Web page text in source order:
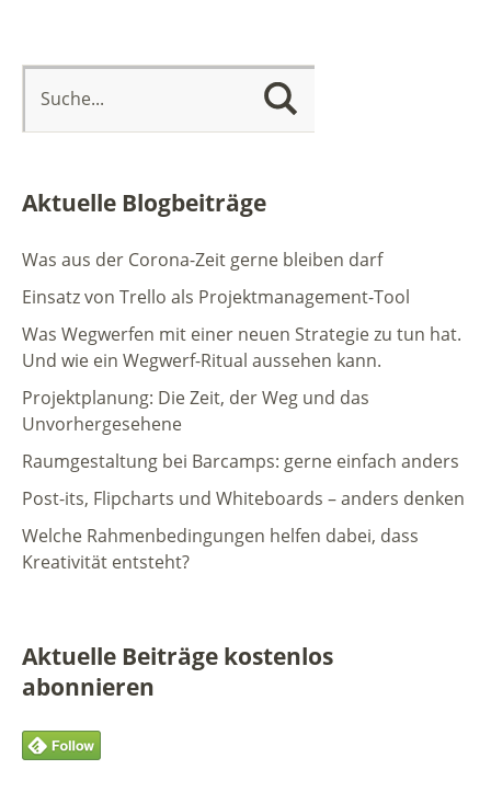
Aktuelle Blogbeiträge
Was aus der Corona-Zeit gerne bleiben darf
Einsatz von Trello als Projektmanagement-Tool
Was Wegwerfen mit einer neuen Strategie zu tun hat.
Und wie ein Wegwerf-Ritual aussehen kann.
Projektplanung: Die Zeit, der Weg und das
Unvorhergesehene
Raumgestaltung bei Barcamps: gerne einfach anders
Post-its, Flipcharts und Whiteboards – anders denken
Welche Rahmenbedingungen helfen dabei, dass
Kreativität entsteht?
Aktuelle Beiträge kostenlos
abonnieren